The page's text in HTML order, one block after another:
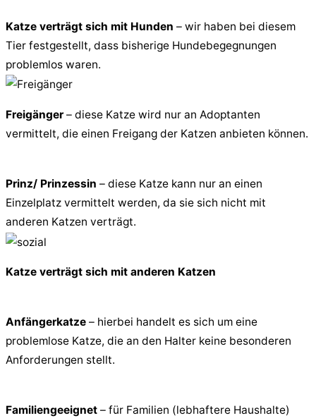
Katze verträgt sich mit Hunden – wir haben bei diesem
Tier festgestellt, dass bisherige Hundebegegnungen
problemlos waren.
Freigänger – diese Katze wird nur an Adoptanten
vermittelt, die einen Freigang der Katzen anbieten können.
Prinz/ Prinzessin – diese Katze kann nur an einen
Einzelplatz vermittelt werden, da sie sich nicht mit
anderen Katzen verträgt.
Katze verträgt sich mit anderen Katzen
Anfängerkatze – hierbei handelt es sich um eine
problemlose Katze, die an den Halter keine besonderen
Anforderungen stellt.
Familiengeeignet – für Familien (lebhaftere Haushalte)